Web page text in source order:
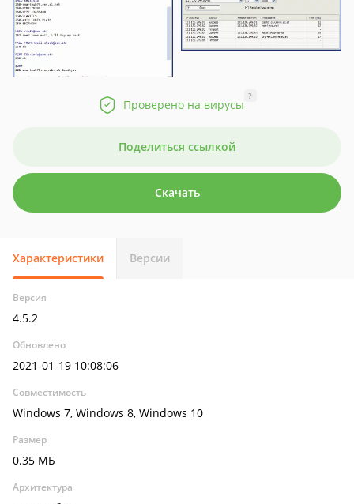
Проверено на вирусы
?
Поделиться ссылкой
Скачать
Характеристики Версии
Версия
4.5.2
Обновлено
2021-01-19 10:08:06
Совместимость
Windows 7, Windows 8, Windows 10
Размер
0.35 МБ
Архитектура